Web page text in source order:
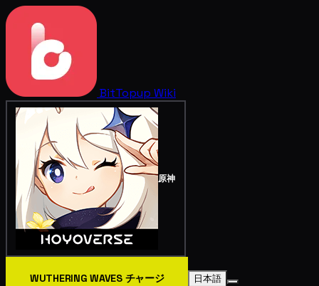
BitTopup Wiki
原神
WUTHERING WAVES チャージ 日本語